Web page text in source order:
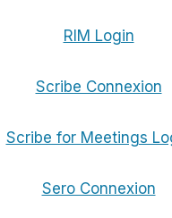
RIM Login
Scribe Connexion
Scribe for Meetings
Sero Connexion